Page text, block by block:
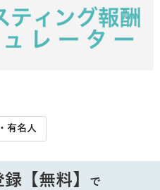
有名人
【無料】 で